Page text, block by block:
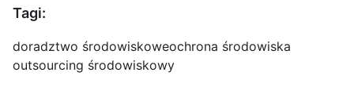
Tagi:
doradztwo środowiskoweochrona środowiska
outsourcing środowiskowy